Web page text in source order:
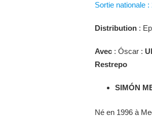
Sortie nationale
Distribution :
Avec : Óscar :
Restrepo
SIMÓN
Né en 1996 à